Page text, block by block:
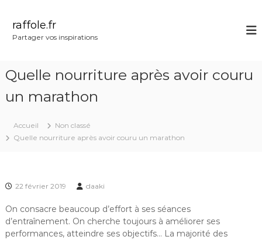
raffole.fr
Partager vos inspirations
Quelle nourriture après avoir couru
un marathon
Accueil
Non classé
Quelle nourriture après avoir couru un marathon
22 février 2019 daaki
On consacre beaucoup d’effort à ses séances
d’entraînement. On cherche toujours à améliorer ses
performances, atteindre ses objectifs… La majorité des